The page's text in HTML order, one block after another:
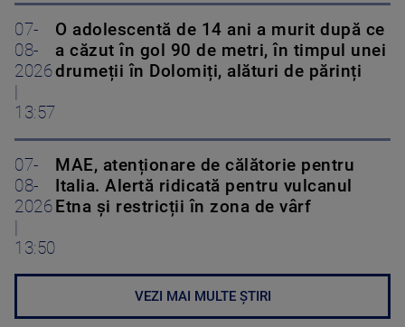
07-
08-
2026
13:57
O adolescentă de 14 ani a murit după ce
a căzut în gol 90 de metri, în timpul unei
drumeții în Dolomiți, alături de părinți
07-
08-
2026
13:50
MAE, atenționare de călătorie pentru
Italia. Alertă ridicată pentru vulcanul
Etna și restricții în zona de vârf
VEZI MAI MULTE ȘTIRI